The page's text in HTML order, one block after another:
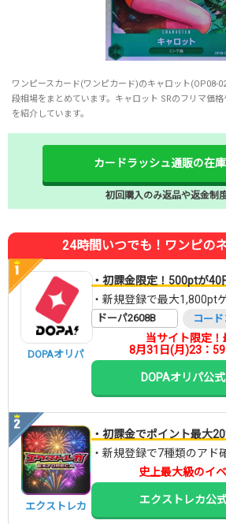
ワンピースカード(ワンピカード)のキャロット(OP08-
段相場をまとめています。キャロット SRのフリマ価
を紹介しています。
カードラッシュ通販の在
初回購入のみ返品や返金制
24時間いつでも！ワンピの
DOPAオリパ
・初課金限定！500ptが40
・新規登録で最大1,800pt
ドーパ2608B コー
当サイト限定！
8月31日(月)23：
DOPAオリパ公
エクストレカ
・初課金でポイント最大
・新規登録で7種類のアド
史上最大級のイ
エクストレカ公